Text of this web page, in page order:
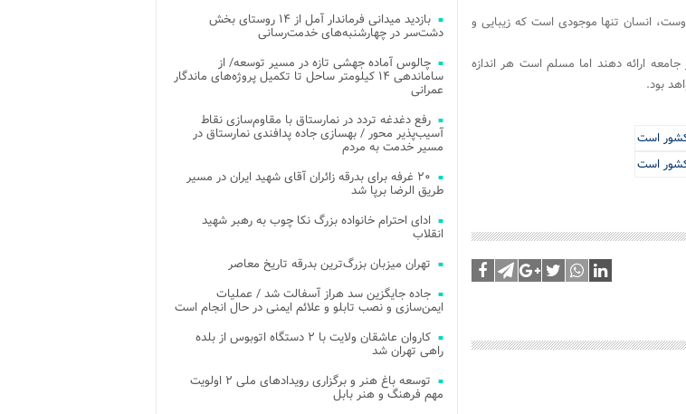
انسان تنها موجودی است که زیبایی و
ارائه دهند اما مسلم است هر اندازه
بود.
بازدید میدانی فرماندار آمل از ۱۴ روستای بخش
دشت‌سر در چهارشنبه‌های خدمت‌رسانی
چالوس آماده جهشی تازه در مسیر توسعه/ از
ساماندهی ۱۴ کیلومتر ساحل تا تکمیل پروژه‌های ماندگار
عمرانی
رفع دغدغه تردد در نمارستاق با مقاوم‌سازی نقاط
آسیب‌پذیر محور / بهسازی جاده پدافندی نمارستاق در
مسیر خدمت به مردم
۲۰ غرفه برای بدرقه زائران آقای شهید ایران در مسیر
طریق الرضا برپا شد
ادای احترام خانواده بزرگ نکا چوب به رهبر شهید
انقلاب
تهران میزبان بزرگ‌ترین بدرقه تاریخ معاصر
جاده جایگزین سد هراز آسفالت شد / عملیات
ایمن‌سازی و نصب تابلو و علائم ایمنی در حال انجام است
کاروان عاشقان ولایت با ۲ دستگاه اتوبوس از بلده
راهی تهران شد
توسعه باغ هنر و برگزاری رویدادهای ملی ۲ اولویت
مهم فرهنگ و هنر بابل